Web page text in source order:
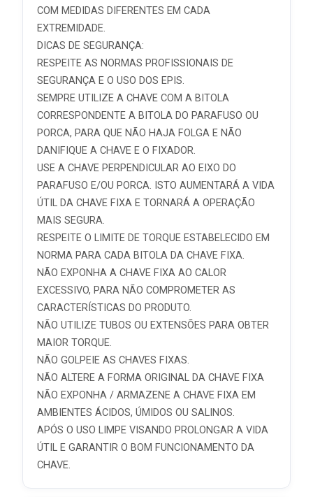
COM MEDIDAS DIFERENTES EM CADA
EXTREMIDADE.
DICAS DE SEGURANÇA:
RESPEITE AS NORMAS PROFISSIONAIS DE
SEGURANÇA E O USO DOS EPIS.
SEMPRE UTILIZE A CHAVE COM A BITOLA
CORRESPONDENTE A BITOLA DO PARAFUSO OU
PORCA, PARA QUE NÃO HAJA FOLGA E NÃO
DANIFIQUE A CHAVE E O FIXADOR.
USE A CHAVE PERPENDICULAR AO EIXO DO
PARAFUSO E/OU PORCA. ISTO AUMENTARÁ A VIDA
ÚTIL DA CHAVE FIXA E TORNARÁ A OPERAÇÃO
MAIS SEGURA.
RESPEITE O LIMITE DE TORQUE ESTABELECIDO EM
NORMA PARA CADA BITOLA DA CHAVE FIXA.
NÃO EXPONHA A CHAVE FIXA AO CALOR
EXCESSIVO, PARA NÃO COMPROMETER AS
CARACTERÍSTICAS DO PRODUTO.
NÃO UTILIZE TUBOS OU EXTENSÕES PARA OBTER
MAIOR TORQUE.
NÃO GOLPEIE AS CHAVES FIXAS.
NÃO ALTERE A FORMA ORIGINAL DA CHAVE FIXA
NÃO EXPONHA / ARMAZENE A CHAVE FIXA EM
AMBIENTES ÁCIDOS, ÚMIDOS OU SALINOS.
APÓS O USO LIMPE VISANDO PROLONGAR A VIDA
ÚTIL E GARANTIR O BOM FUNCIONAMENTO DA
CHAVE.